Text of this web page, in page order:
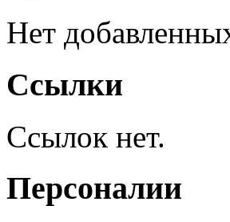
Нет
Ссылки
Ссылок нет.
Персоналии